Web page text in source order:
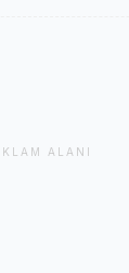
ALANI